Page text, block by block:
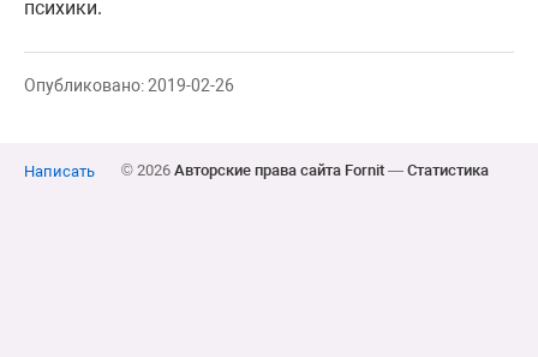
психики.
Опубликовано: 2019-02-26
Написать © 2026 Авторские права сайта Fornit— Статистика